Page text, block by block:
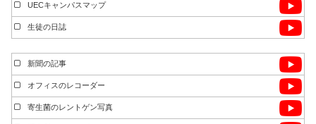
UECキャンパスマップ
生徒の日誌
新聞の記事
オフィスのレコーダー
寄生菌のレントゲン写真